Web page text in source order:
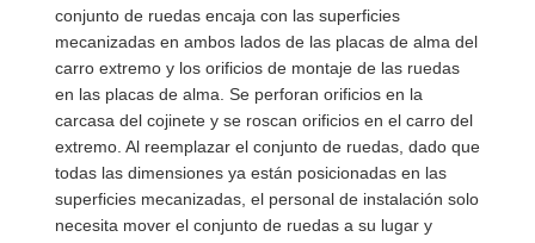
Inicio Productos Videos
Sobre
Nosotros
conjunto de ruedas encaja con las superficies
mecanizadas en ambos lados de las placas de alma del
carro extremo y los orificios de montaje de las ruedas
en las placas de alma. Se perforan orificios en la
carcasa del cojinete y se roscan orificios en el carro del
extremo. Al reemplazar el conjunto de ruedas, dado que
todas las dimensiones ya están posicionadas en las
superficies mecanizadas, el personal de instalación solo
necesita mover el conjunto de ruedas a su lugar y